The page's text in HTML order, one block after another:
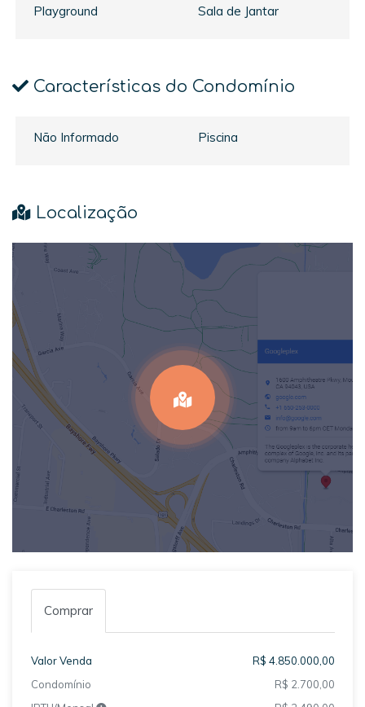
Playground
Sala de Jantar
Características do Condomínio
Não Informado Piscina
Localização
Comprar
Valor Venda
R$ 4.850.000,00
Condomínio
R$ 2.700,00